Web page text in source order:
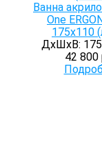
Ванна
One
175х110
ДхШхВ:
42 800